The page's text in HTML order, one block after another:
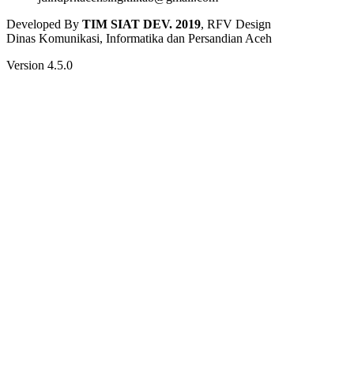
Developed By TIM SIAT DEV. 2019, RFV Design
Dinas Komunikasi, Informatika dan Persandian Aceh
Version 4.5.0